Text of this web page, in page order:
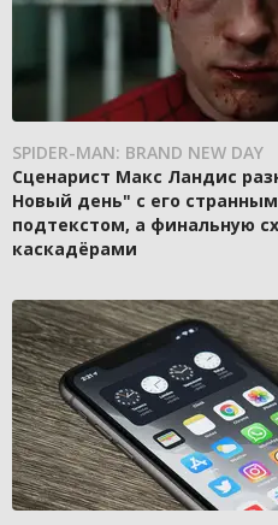
SPIDER-MAN: BRAND NEW DAY
Сценарист Макс Ландис
Новый день" с его
подтекстом, а финальную
каскадёрами